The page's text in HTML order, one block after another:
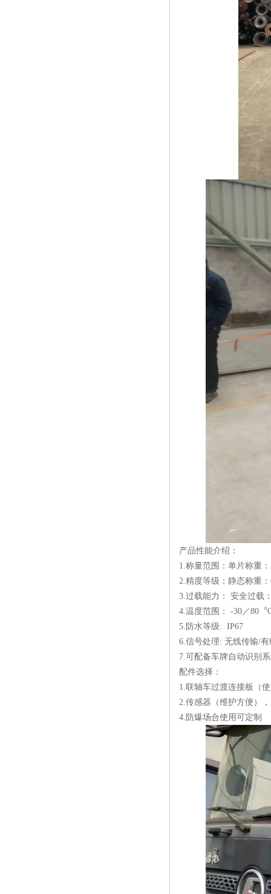
产品性能介绍：
1.称量范围：单片称重
2.精度等级：静态称重
3.过载能力： 安全过
4.温度范围： -30
5.防水等级: IP67
6.信号处理: 无线传输/
7.可配备车牌自动识别
配件选择：
1.联轴车过渡连接板（
2.传感器（维护方便）
4.防爆场合使用可定制